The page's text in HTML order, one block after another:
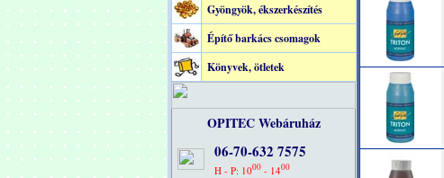
Gyöngyök, ékszerkészítés
Építő barkács csomagok
Könyvek, ötletek
OPITEC Webáruház
06-70-632 7575
H - P: 1000 - 1400